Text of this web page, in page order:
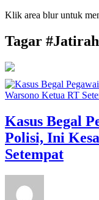
Klik area blur untuk
Tagar #
Kasus Begal
Polisi, Ini
Setempat